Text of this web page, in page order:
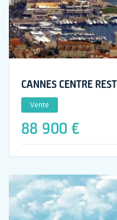
CANNES CENTRE
Vente
88 900 €